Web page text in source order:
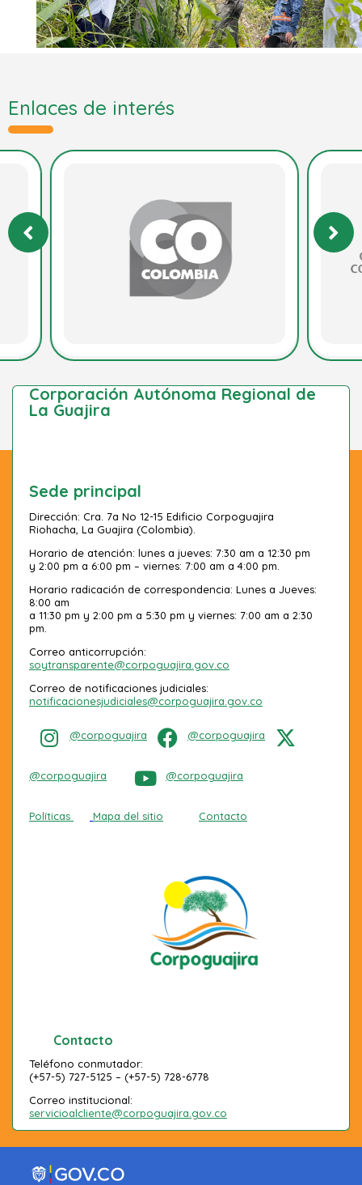
Enlaces de interés
Corporación Autónoma Regional de
La Guajira
Sede principal
Dirección: Cra. 7a No 12-15 Edificio Corpoguajira
Riohacha, La Guajira (Colombia).
Horario de atención: lunes a jueves: 7:30 am a 12:30 pm
y 2:00 pm a 6:00 pm – viernes: 7:00 am a 4:00 pm.
Horario radicación de correspondencia: Lunes a Jueves:
8:00 am
a 11:30 pm y 2:00 pm a 5:30 pm y viernes: 7:00 am a 2:30
pm.
Correo anticorrupción:
soytransparente@corpoguajira.gov.co
Correo de notificaciones judiciales:
notificacionesjudiciales@corpoguajira.gov.co
@corpoguajira @corpoguajira
@corpoguajira @corpoguajira
Políticas Mapa del sitio Contacto
Contacto
Teléfono conmutador:
(+57-5) 727-5125 – (+57-5) 728-6778
Correo institucional:
servicioalcliente@corpoguajira.gov.co